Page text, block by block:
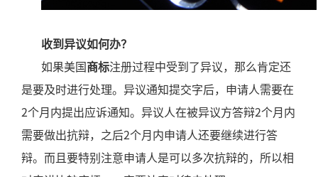
收到异议如何办？
如果美国 商标注册过程中受到了异议，那么肯定还
是要及时进行处理。异议通知提交字后，申请人需要在
2个月内提出应诉通知。异议人在被异议方答辩2个月内
需要做出抗辩，之后2个月内申请人还要继续进行答
辩。而且要特别注意申请人是可以多次抗辩的，所以相